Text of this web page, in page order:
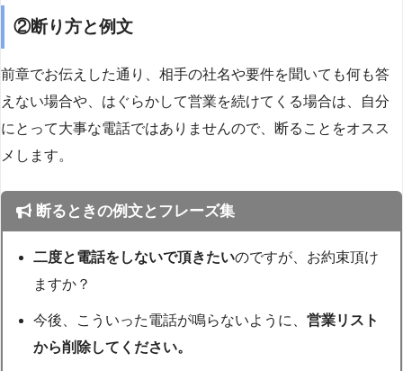
②断り方と例文
前章でお伝えした通り、相手の社名や要件を聞いても何も答
えない場合や、はぐらかして営業を続けてくる場合は、自分
にとって大事な電話ではありませんので、断ることをオスス
メします。
断るときの例文とフレーズ集
二度と電話をしないで頂きたいのですが、お約束頂け
ますか？
今後、こういった電話が鳴らないように、営業リスト
から削除してください。